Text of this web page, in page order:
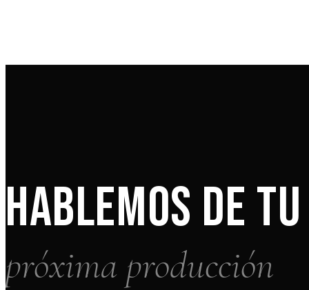
HABLEMOS DE TU
próxima producción